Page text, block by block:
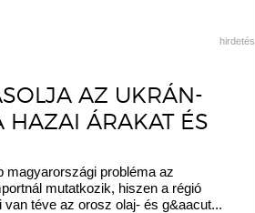
hirdetés
AZ UKRÁN-
HAZAI ÁRAKAT ÉS
magyarországi probléma az
mutatkozik, hiszen a régió
téve az orosz olaj- és g&aacut...